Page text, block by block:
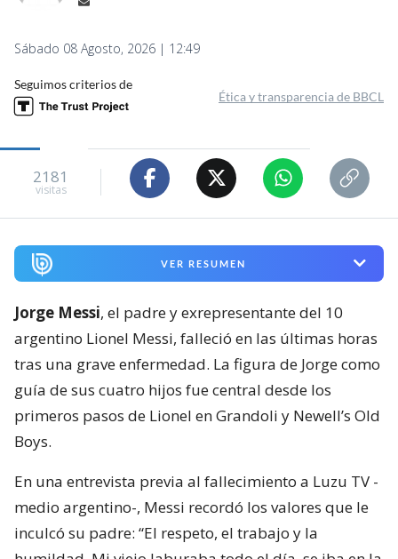
Sábado 08 Agosto, 2026 | 12:49
Seguimos criterios de
Ética y transparencia de BBCL
2181
visitas
VER RESUMEN
Jorge Messi, el padre y exrepresentante del 10
argentino Lionel Messi, falleció en las últimas horas
tras una grave enfermedad. La figura de Jorge como
guía de sus cuatro hijos fue central desde los
primeros pasos de Lionel en Grandoli y Newell’s Old
Boys.
En una entrevista previa al fallecimiento a Luzu TV -
medio argentino-, Messi recordó los valores que le
inculcó su padre: “El respeto, el trabajo y la